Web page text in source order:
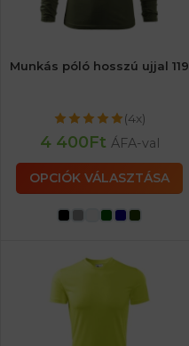
Munkás póló hosszú ujjal 119
(4x)
4 400Ft ÁFA-val
OPCIÓK VÁLASZTÁSA